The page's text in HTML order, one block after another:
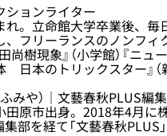
ションライター
。立命館大学卒業後、
フリーランスのノンフ
樹現象』（小学館）『ニュ
日本のトリックスター』（
みや）｜文藝春秋PLUS編
原市出身。2018年4月に
部を経て「文藝春秋PLUS